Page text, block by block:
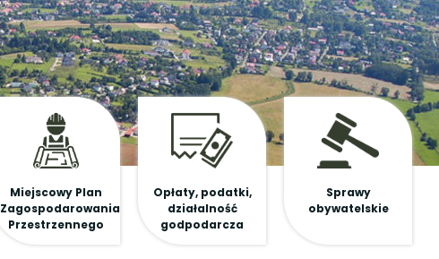
Miejscowy Plan
Zagospodarowania
Przestrzennego
Opłaty, podatki,
działalność
godpodarcza
Sprawy
obywatelskie